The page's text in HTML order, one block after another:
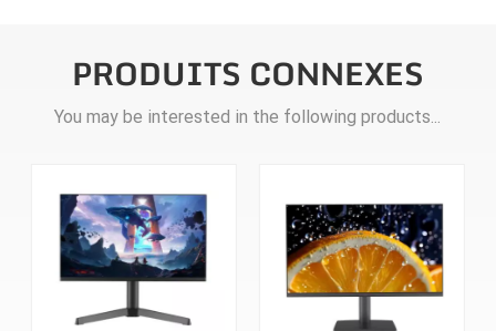
PRODUITS CONNEXES
You may be interested in the following products...